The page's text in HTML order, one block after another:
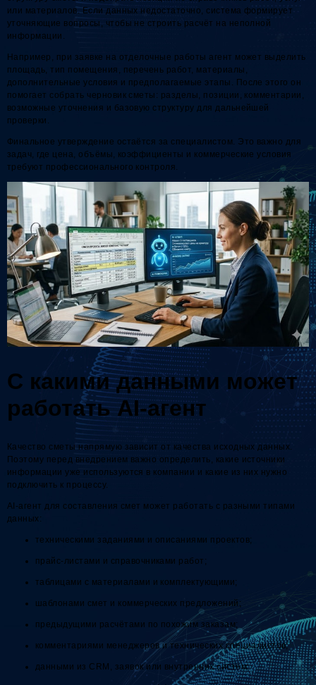
или материалов. Если данных недостаточно, система формирует
уточняющие вопросы, чтобы не строить расчёт на неполной
информации.
Например, при заявке на отделочные работы агент может выделить
площадь, тип помещения, перечень работ, материалы,
дополнительные условия и предполагаемые этапы. После этого он
помогает собрать черновик сметы: разделы, позиции, комментарии,
возможные уточнения и базовую структуру для дальнейшей
проверки.
Финальное утверждение остаётся за специалистом. Это важно для
задач, где цена, объёмы, коэффициенты и коммерческие условия
требуют профессионального контроля.
С какими данными может
работать AI-агент
Качество сметы напрямую зависит от качества исходных данных.
Поэтому перед внедрением важно определить, какие источники
информации уже используются в компании и какие из них нужно
подключить к процессу.
AI-агент для составления смет может работать с разными типами
данных:
техническими заданиями и описаниями проектов;
прайс-листами и справочниками работ;
таблицами с материалами и комплектующими;
шаблонами смет и коммерческих предложений;
предыдущими расчётами по похожим заказам;
комментариями менеджеров и технических специалистов;
данными из CRM, заявок или внутренних систем;